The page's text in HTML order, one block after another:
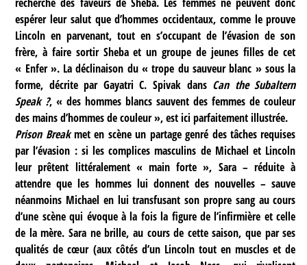
espérer leur salut que d’hommes occidentaux, comme le prouve
Lincoln en parvenant, tout en s’occupant de l’évasion de son
frère, à faire sortir Sheba et un groupe de jeunes filles de cet
« Enfer ». La déclinaison du « trope du sauveur blanc » sous la
forme, décrite par Gayatri C. Spivak dans Can the Subaltern
Speak ?, « des hommes blancs sauvent des femmes de couleur
des mains d’hommes de couleur », est ici parfaitement illustrée.
Prison Breakmet en scène un partage genré des tâches requises
par l’évasion : si les complices masculins de Michael et Lincoln
leur prêtent littéralement « main forte », Sara – réduite à
attendre que les hommes lui donnent des nouvelles – sauve
néanmoins Michael en lui transfusant son propre sang au cours
d’une scène qui évoque à la fois la figure de l’infirmière et celle
de la mère. Sara ne brille, au cours de cette saison, que par ses
qualités de cœur (aux côtés d’un Lincoln tout en muscles et de